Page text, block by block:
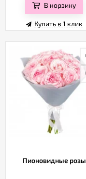
В корзину
Купить в 1 клик
Пионовидные розы